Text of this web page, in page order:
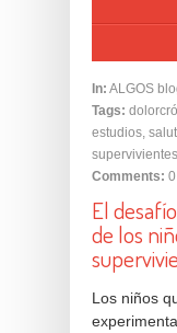
In: ALGOS
Tags:
estudios,
Comments: 0
El
de los
Los niños